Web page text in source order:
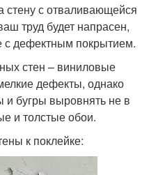
стену с отваливающейся
труд будет напрасен,
с дефектным покрытием.
стен – виниловые
дефекты, однако
бугры выровнять не в
и толстые обои.
к поклейке: